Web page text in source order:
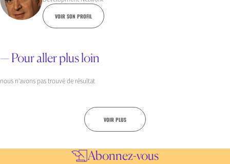
VOIR SON PROFIL
— Pour aller plus loin
nous n’avons pas trouvé de résultat
VOIR PLUS
Abonnez-vous